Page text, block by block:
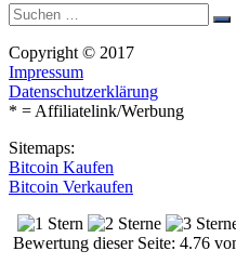
Suche
nach:
Copyright © 2017
Impressum
Datenschutzerklärung
* = Affiliatelink/Werbung
Sitemaps:
Bitcoin Kaufen
Bitcoin Verkaufen
Bewertung dieser Seite: 4.76